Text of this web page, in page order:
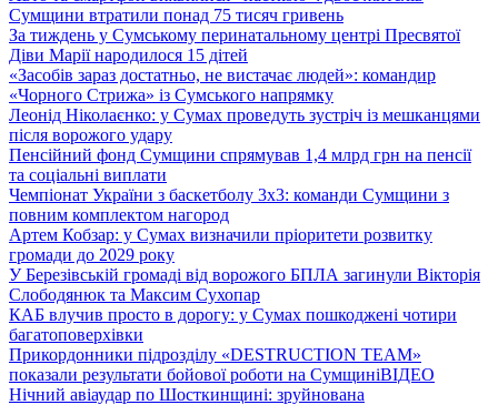
Сумщини втратили понад 75 тисяч гривень
За тиждень у Сумському перинатальному центрі Пресвятої
Діви Марії народилося 15 дітей
«Засобів зараз достатньо, не вистачає людей»: командир
«Чорного Стрижа» із Сумського напрямку
Леонід Ніколаєнко: у Сумах проведуть зустріч із мешканцями
після ворожого удару
Пенсійний фонд Сумщини спрямував 1,4 млрд грн на пенсії
та соціальні виплати
Чемпіонат України з баскетболу 3х3: команди Сумщини з
повним комплектом нагород
Артем Кобзар: у Сумах визначили пріоритети розвитку
громади до 2029 року
У Березівській громаді від ворожого БПЛА загинули Вікторія
Слободянюк та Максим Сухопар
КАБ влучив просто в дорогу: у Сумах пошкоджені чотири
багатоповерхівки
Прикордонники підрозділу «DESTRUCTION TEAM»
показали результати бойової роботи на СумщиніВІДЕО
Нічний авіаудар по Шосткинщині: зруйнована